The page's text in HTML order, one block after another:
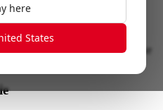
here
States
der NIUMM ist dein perfekter
durch den Verkehr und parke